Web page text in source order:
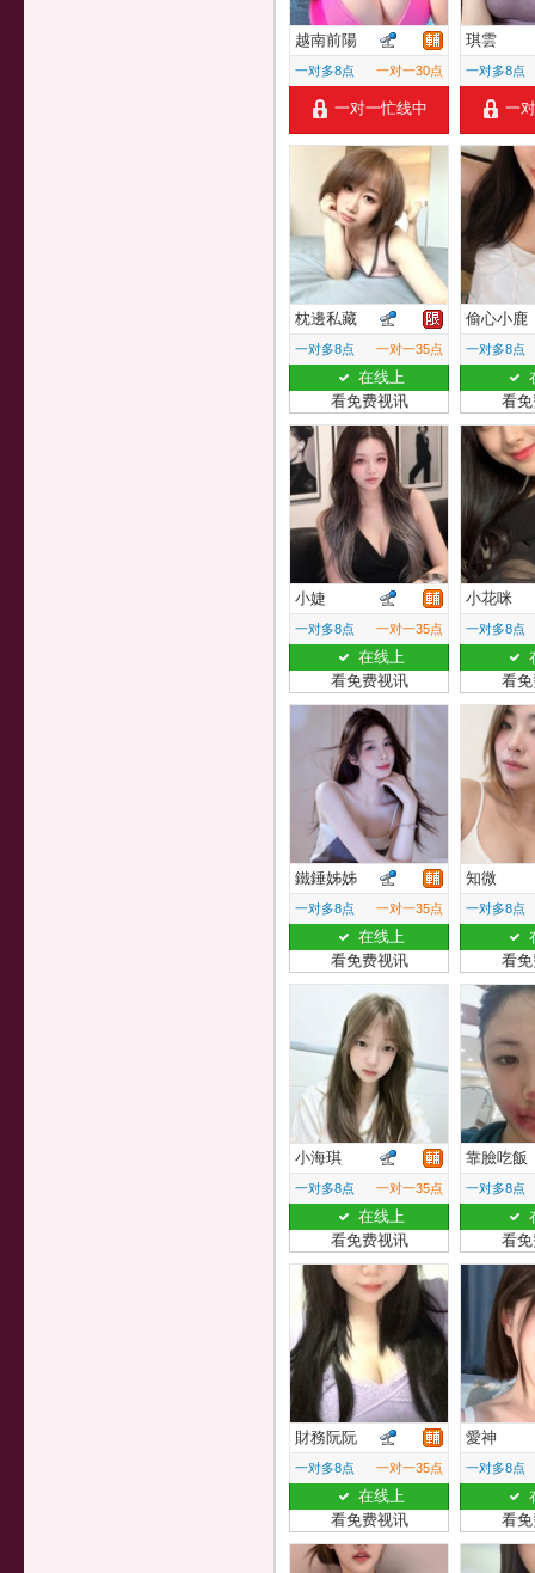
越南前陽
一对多8点 一对一30点
一对一忙线中
琪雲
一对多8点
一
枕邊私藏
一对多8点 一对一35点
在线上
看免费视讯
偷心小鹿
一对多8点
看
小婕
一对多8点 一对一35点
在线上
看免费视讯
小花咪
一对多8点
看
鐵錘姊姊
一对多8点 一对一35点
在线上
看免费视讯
知微
一对多8点
看
小海琪
一对多8点 一对一35点
在线上
看免费视讯
靠臉吃飯
一对多8点
看
財務阮阮
一对多8点 一对一35点
在线上
看免费视讯
愛神
一对多8点
看